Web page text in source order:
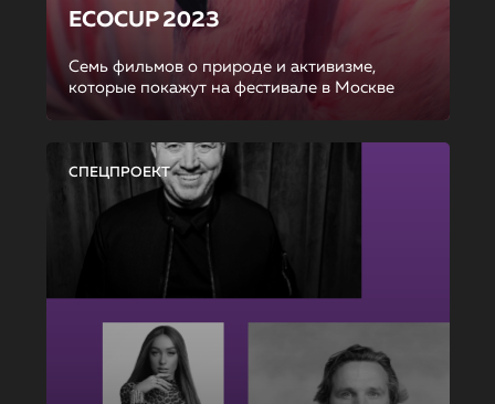
ECOCUP 2023
Семь фильмов о природе и активизме,
которые покажут на фестивале в Москве
СПЕЦПРОЕКТ